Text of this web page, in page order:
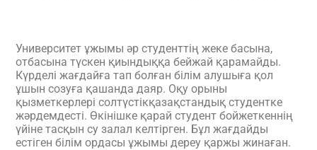
Университет ұжымы әр студенттің жеке басына,
отбасына түскен қиындыққа бейжай қарамайды.
Күрделі жағдайға тап болған білім алушыға қол
ұшын созуға қашанда даяр. Оқу орыны
қызметкерлері солтүстікқазақстандық студентке
жәрдемдесті. Өкінішке қарай студент бойжеткеннің
үйіне тасқын су залал келтірген. Бұл жағдайды
естіген білім ордасы ұжымы дереу қаржы жинаған.